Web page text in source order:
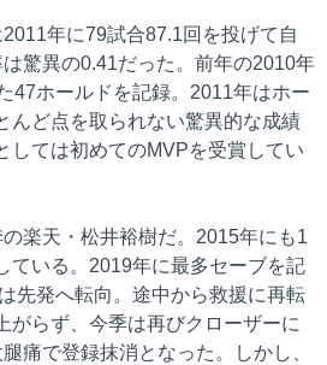
年に79試合87.1回を投げて自
驚異の0.41だった。前年の2010年
47ホールドを記録。2011年はホー
んど点を取られない驚異的な成績
しては初めてのMVPを受賞してい
楽天・松井裕樹だ。2015年にも1
ている。2019年に最多セーブを記
先発へ転向。途中から救援に再転
がらず、今季は再びクローザーに
痛で登録抹消となった。しかし、